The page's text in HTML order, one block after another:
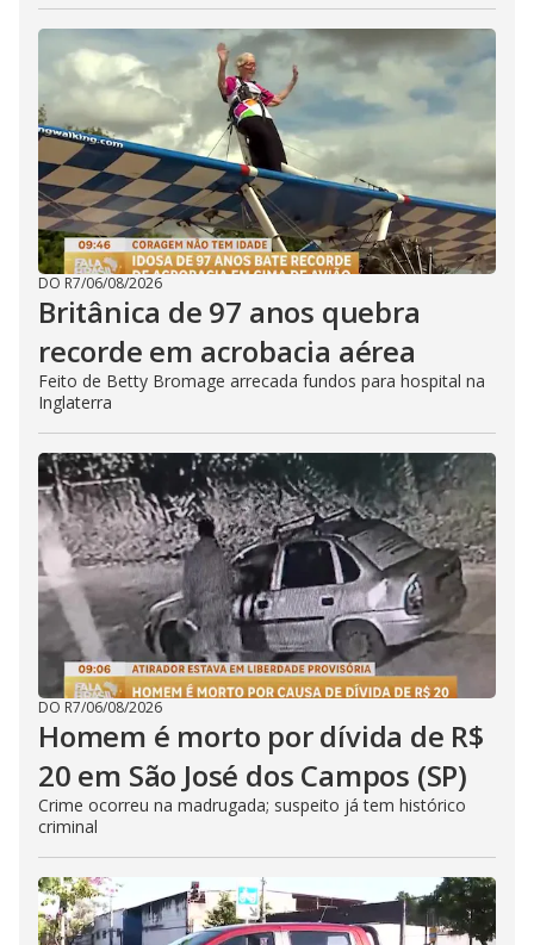
DO R7/06/08/2026
Britânica de 97 anos quebra
recorde em acrobacia aérea
Feito de Betty Bromage arrecada fundos para hospital na
Inglaterra
DO R7/06/08/2026
Homem é morto por dívida de R$
20 em São José dos Campos (SP)
Crime ocorreu na madrugada; suspeito já tem histórico
criminal